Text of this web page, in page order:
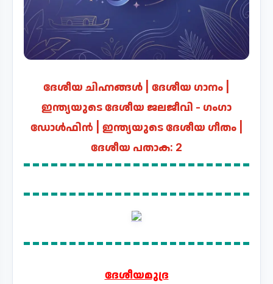
ദേശീയ ചിഹ്നങ്ങൾ | ദേശീയ ഗാനം |
ഇന്ത്യയുടെ ദേശീയ ജലജീവി - ഗംഗാ
ഡോൾഫിൻ | ഇന്ത്യയുടെ ദേശീയ ഗീതം |
ദേശീയ പതാക​: 2
ദേശീയമുദ്ര